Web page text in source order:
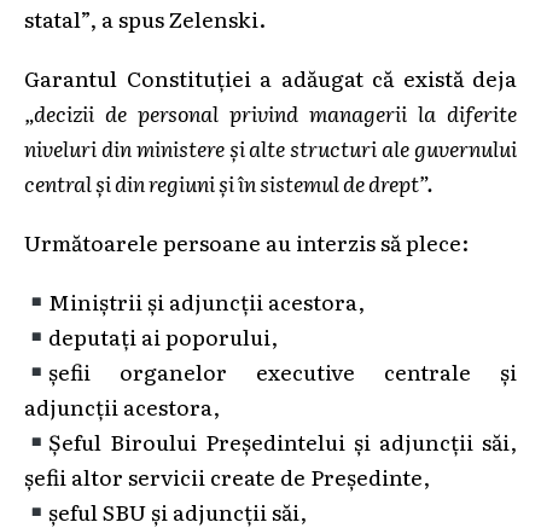
statal”, a spus Zelenski.
Garantul Constituției a adăugat că există deja
„decizii de personal privind managerii la diferite
niveluri din ministere şi alte structuri ale guvernului
central şi din regiuni şi în sistemul de drept”.
Următoarele persoane au interzis să plece:
Miniştrii şi adjuncţii acestora,
deputaţi ai poporului,
şefii organelor executive centrale şi
adjuncţii acestora,
Şeful Biroului Preşedintelui şi adjuncţii săi,
şefii altor servicii create de Preşedinte,
şeful SBU şi adjuncţii săi,